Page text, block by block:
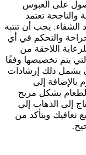
على العبوس
والناجحة تعتمد
يجب أن تنتبه
والتحكم في أي
اللاحقة من
يتم تخصيصها وفقًا
يشمل ذلك إرشادات
بالإضافة إلى
بشكل مريح
إلى الذهاب إلى
تعافيك ويتأكد من